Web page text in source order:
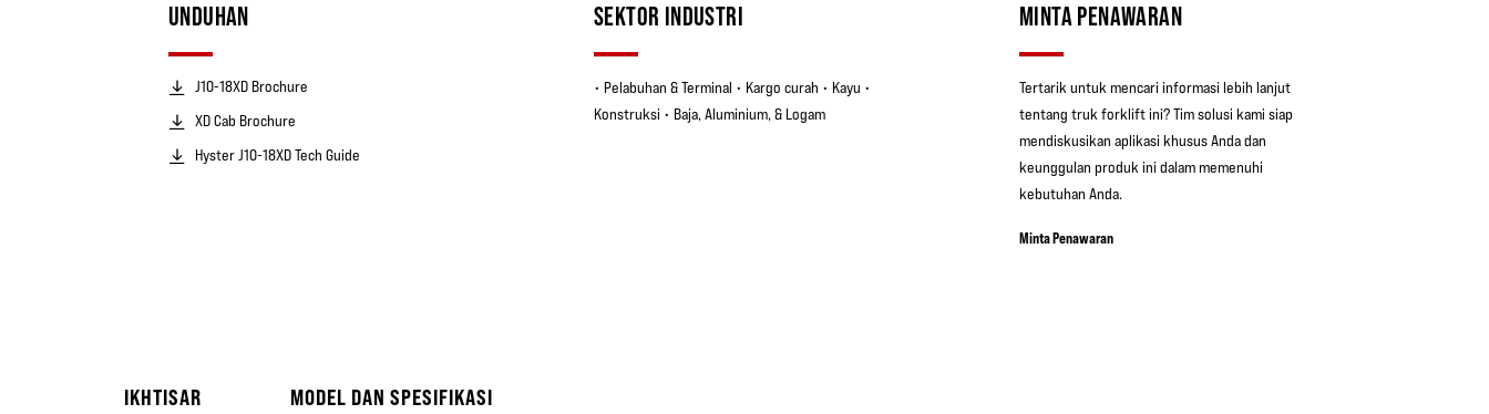
UNDUHAN
J10-18XD Brochure
XD Cab Brochure
Hyster J10-18XD Tech Guide
SEKTOR INDUSTRI
• Pelabuhan & Terminal • Kargo curah • Kayu •
Konstruksi • Baja, Aluminium, & Logam
MINTA PENAWARAN
Tertarik untuk mencari informasi lebih lanjut
tentang truk forklift ini? Tim solusi kami siap
mendiskusikan aplikasi khusus Anda dan
keunggulan produk ini dalam memenuhi
kebutuhan Anda.
Minta Penawaran
IKHTISAR MODEL DAN SPESIFIKASI